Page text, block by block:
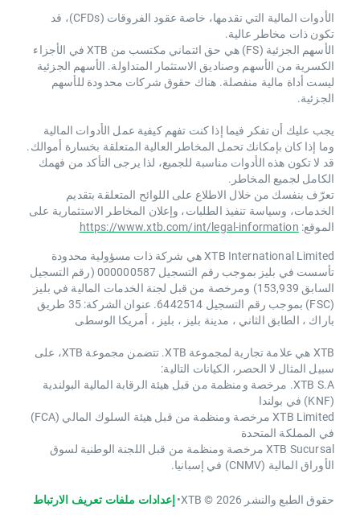
الأدوات المالية التي نقدمها، خاصة عقود الفروقات (CFDs)، قد
تكون ذات مخاطر عالية.
الأسهم الجزئية (FS) هي حق ائتماني مكتسب من XTB ​​في الأجزاء
الكسرية من الأسهم وصناديق الاستثمار المتداولة. الأسهم الجزئية
ليست أداة مالية منفصلة. هناك حقوق شركات محدودة للأسهم
الجزئية.
يجب عليك أن تفكر فيما إذا كنت تفهم كيفية عمل الأدوات المالية
وما إذا كان بإمكانك تحمل المخاطر العالية المتعلقة بخسارة أموالك.
قد لا تكون هذه الأدوات مناسبة للجميع، لذا يرجى التأكد من فهمك
الكامل لجميع المخاطر.
تعرّف بنفسك من خلال الاطلاع على اللوائح المتعلقة بتقديم
الخدمات، وسياسة تنفيذ الطلبات، وإعلان المخاطر الاستثمارية على
الموقع: https://www.xtb.com/int/legal-information
XTB International Limited هي شركة ذات مسؤولية محدودة
تأسست في بليز بموجب رقم التسجيل 000000587 (رقم التسجيل
السابق 153,939) ومرخصة من قبل لجنة الخدمات المالية في بليز
(FSC) بموجب رقم التسجيل 6442514. عنوان الشركة: 35 طريق
باراك ، الطابق الثاني ، مدينة بليز ، بليز ، أمريكا الوسطى
XTB هي علامة تجارية لمجموعة XTB. تتضمن مجموعة XTB، على
سبيل المثال لا الحصر، الكيانات التالية:
XTB S.A. مرخصة ومنظمة من قبل هيئة الرقابة المالية البولندية
(KNF) في بولندا
XTB Limited مرخصة ومنظمة من قبل هيئة السلوك المالي (FCA)
في المملكة المتحدة
XTB Sucursal مرخصة ومنظمة من قبل اللجنة الوطنية لسوق
الأوراق المالية (CNMV) في إسبانيا.
حقوق الطبع والنشر 2026 © XTB •إعدادات ملفات تعريف الارتباط